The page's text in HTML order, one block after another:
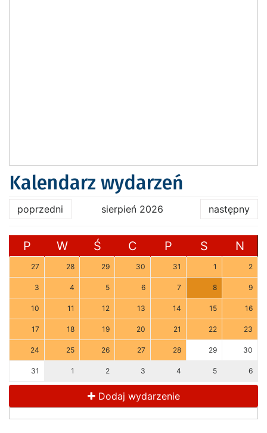
Kalendarz wydarzeń
poprzedni sierpień 2026 następny
P W Ś C P S N
27 28 29 30 31 1 2
3 4 5 6 7 8 9
10 11 12 13 14 15 16
17 18 19 20 21 22 23
24 25 26 27 28 29 30
31 1 2 3 4 5 6
Dodaj wydarzenie